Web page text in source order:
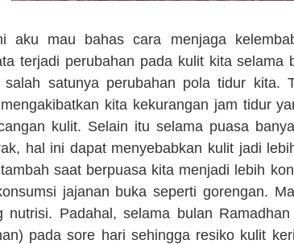
aku mau bahas cara menjaga
terjadi perubahan pada kulit kita selama
salah satunya perubahan pola tidur kita.
kita kekurangan jam tidur
kulit. Selain itu selama puasa
hal ini dapat menyebabkan kulit jadi
saat berpuasa kita menjadi lebih
jajanan buka seperti gorengan.
nutrisi. Padahal, selama bulan Ramadhan
pada sore hari sehingga resiko kulit